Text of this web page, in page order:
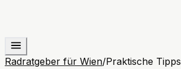
Radratgeber für Wien/Praktische Tipps